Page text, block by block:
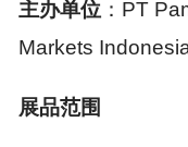
主办单位：PT
Markets Indonesia
展品范围